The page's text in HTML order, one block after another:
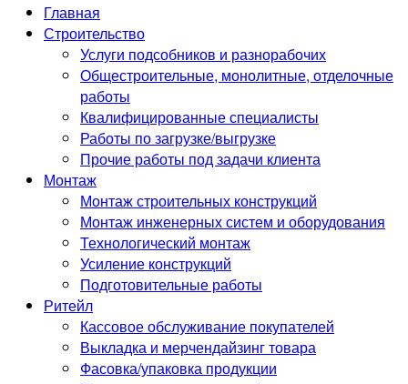
Главная
Строительство
Услуги подсобников и разнорабочих
Общестроительные, монолитные, отделочные
работы
Квалифицированные специалисты
Работы по загрузке/выгрузке
Прочие работы под задачи клиента
Монтаж
Монтаж строительных конструкций
Монтаж инженерных систем и оборудования
Технологический монтаж
Усиление конструкций
Подготовительные работы
Ритейл
Кассовое обслуживание покупателей
Выкладка и мерчендайзинг товара
Фасовка/упаковка продукции